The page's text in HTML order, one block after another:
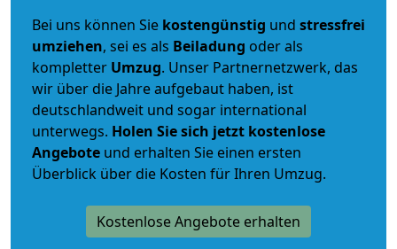
Bei uns können Sie kostengünstig und stressfrei
umziehen, sei es als Beiladung oder als
kompletter Umzug. Unser Partnernetzwerk, das
wir über die Jahre aufgebaut haben, ist
deutschlandweit und sogar international
unterwegs. Holen Sie sich jetzt kostenlose
Angebote und erhalten Sie einen ersten
Überblick über die Kosten für Ihren Umzug.
Kostenlose Angebote erhalten